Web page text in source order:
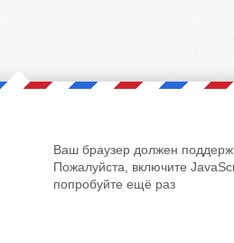
Ваш браузер должен
Пожалуйста, включите
попробуйте ещё раз